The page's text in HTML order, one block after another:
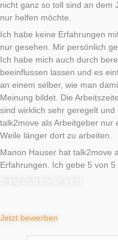
nicht ganz so toll sind an dem
nur helfen möchte.
Ich habe keine Erfahrungen
nur gesehen. Mir persönlich
Ich habe mich auch durch
beeinflussen lassen und es
an einem selber, wie man
Meinung bildet. Die
sind wirklich sehr geregelt
talk2move als Arbeitgeber nur
Weile länger dort zu arbeiten.
Manon Hauser hat talk2move
Erfahrungen. Ich gebe 5 von 5
Jetzt bewerben